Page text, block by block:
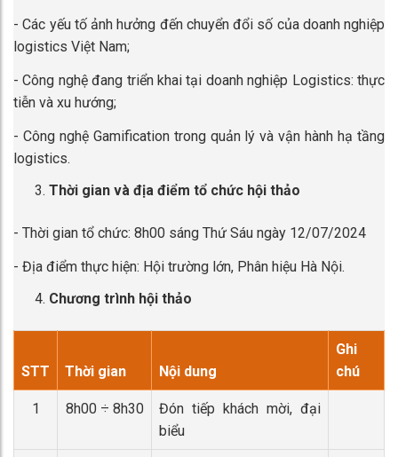
- Các yếu tố ảnh hưởng đến chuyển đổi số của doanh nghiệp
logistics Việt Nam;
- Công nghệ đang triển khai tại doanh nghiệp Logistics: thực
tiễn và xu hướng;
- Công nghệ Gamification trong quản lý và vận hành hạ tầng
logistics.
Thời gian và địa điểm tổ chức hội thảo
- Thời gian tổ chức: 8h00 sáng Thứ Sáu ngày 12/07/2024
- Địa điểm thực hiện: Hội trường lớn, Phân hiệu Hà Nội.
Chương trình hội thảo
STT Thời gian Nội dung
Ghi
chú
1 8h00 ÷ 8h30
Đón tiếp khách mời, đại
biểu